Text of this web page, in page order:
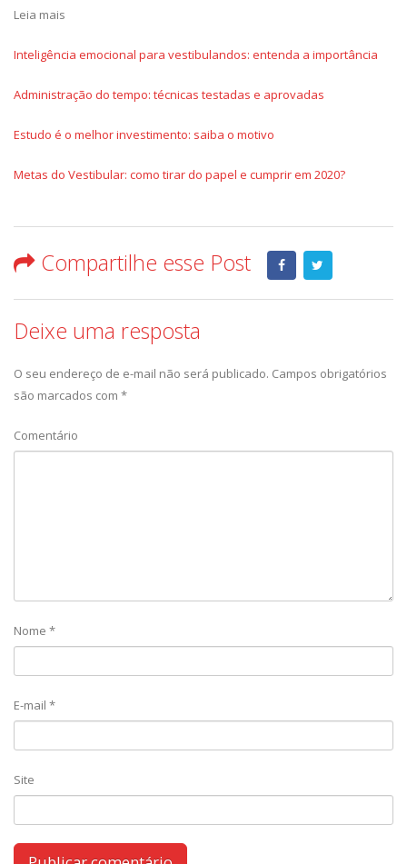
Leia mais
Inteligência emocional para vestibulandos: entenda a importância
Administração do tempo: técnicas testadas e aprovadas
Estudo é o melhor investimento: saiba o motivo
Metas do Vestibular: como tirar do papel e cumprir em 2020?
Compartilhe esse Post
Deixe uma resposta
O seu endereço de e-mail não será publicado. Campos obrigatórios
são marcados com *
Comentário
Nome *
E-mail *
Site